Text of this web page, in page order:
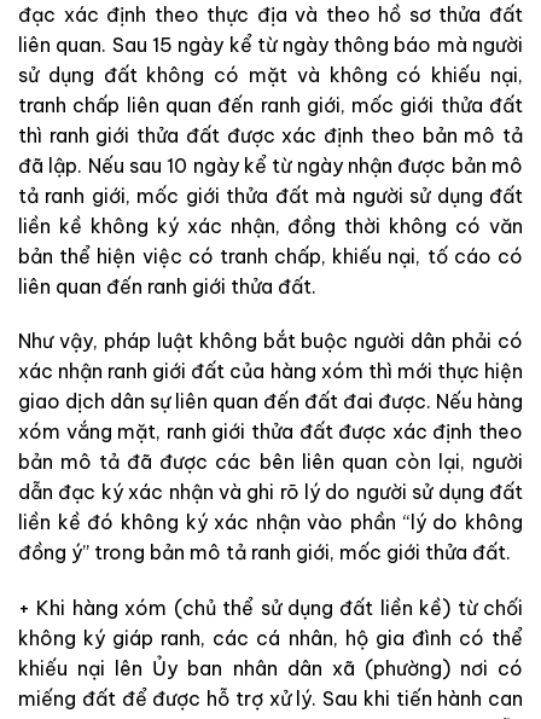
đạc xác định theo thực địa và theo hồ sơ thửa đất
liên quan. Sau 15 ngày kể từ ngày thông báo mà người
sử dụng đất không có mặt và không có khiếu nại,
tranh chấp liên quan đến ranh giới, mốc giới thửa đất
thì ranh giới thửa đất được xác định theo bản mô tả
đã lập. Nếu sau 10 ngày kể từ ngày nhận được bản mô
tả ranh giới, mốc giới thửa đất mà người sử dụng đất
liền kề không ký xác nhận, đồng thời không có văn
bản thể hiện việc có tranh chấp, khiếu nại, tố cáo có
liên quan đến ranh giới thửa đất.
Như vậy, pháp luật không bắt buộc người dân phải có
xác nhận ranh giới đất của hàng xóm thì mới thực hiện
giao dịch dân sự liên quan đến đất đai được. Nếu hàng
xóm vắng mặt, ranh giới thửa đất được xác định theo
bản mô tả đã được các bên liên quan còn lại, người
dẫn đạc ký xác nhận và ghi rõ lý do người sử dụng đất
liền kề đó không ký xác nhận vào phần “lý do không
đồng ý” trong bản mô tả ranh giới, mốc giới thửa đất.
+ Khi hàng xóm (chủ thể sử dụng đất liền kề) từ chối
không ký giáp ranh, các cá nhân, hộ gia đình có thể
khiếu nại lên Ủy ban nhân dân xã (phường) nơi có
miếng đất để được hỗ trợ xử lý. Sau khi tiến hành can